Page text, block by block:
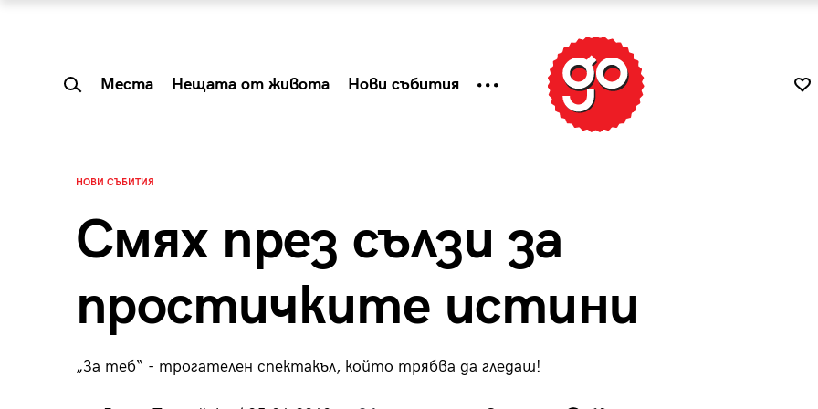
Места Нещата от живота Нови събития
НОВИ СЪБИТИЯ
Смях през сълзи за
простичките истини
„За теб“ - трогателен спектакъл, който трябва да гледаш!
Summer Prelude: как